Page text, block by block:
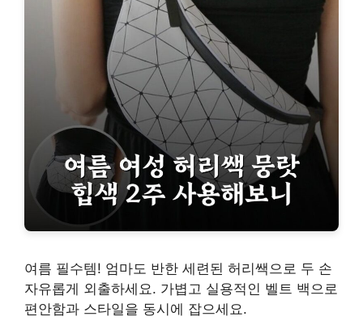
여름 필수템! 엄마도 반한 세련된 허리쌕으로 두 손
자유롭게 외출하세요. 가볍고 실용적인 벨트 백으로
편안함과 스타일을 동시에 잡으세요.